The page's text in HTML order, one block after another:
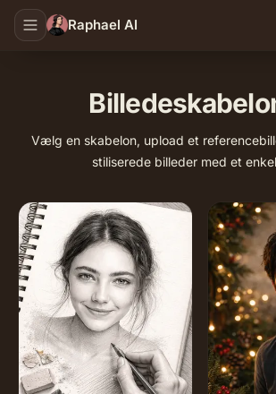
Raphael AI
Vælg en skabelon, upload et
stiliserede billeder med et